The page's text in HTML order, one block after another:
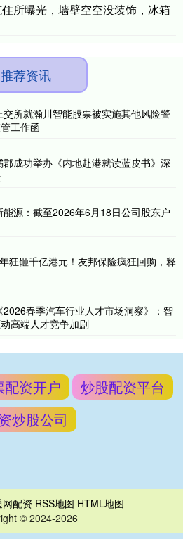
所曝光，墙壁空空没装饰，冰箱
推荐资讯
所就瀚川智能股票被实施其他风险警
工作函
成功举办《内地赴港就读蓝皮书》深
源：截至2026年6月18日公司股东户
狂砸千亿港元！友邦保险疯狂回购，释
春季汽车行业人才市场洞察》：智
高端人才竞争加剧
配资开户
炒股配资平台
炒股公司
配资 RSS地图 HTML地图
© 2024-2026